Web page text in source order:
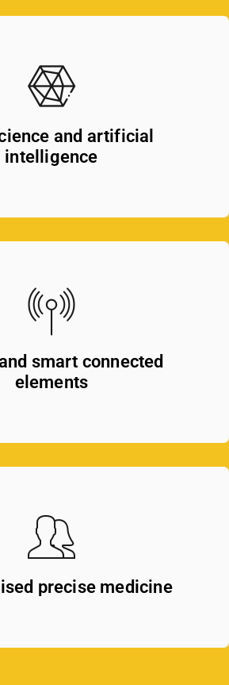
and artificial
intelligence
smart connected
elements
precise medicine